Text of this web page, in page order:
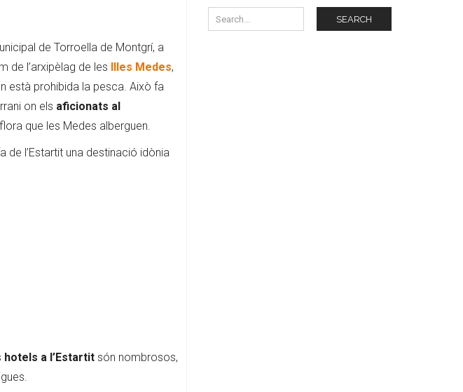
de Torroella de Montgrí, a
de l’arxipèlag de les Illes Medes,
està prohibida la pesca. Això fa
on els aficionats al
que les Medes alberguen.
de l’Estartit una destinació idònia
hotels a l’Estartit són nombrosos,
SEARCH